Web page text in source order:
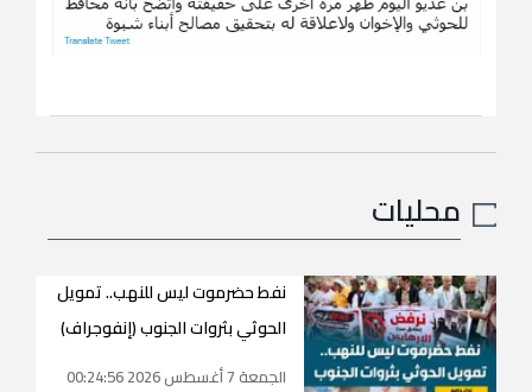
محليات
نفط حضرموت ليس للنهب.. تمويل
الحوثي بثروات الجنوب (إنفوجراف)
الجمعة 7 أغسطس 2026 00:24:56